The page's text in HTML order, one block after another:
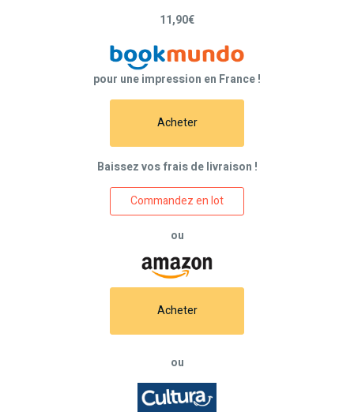
11,90€
pour une impression en France !
Acheter
Baissez vos frais de livraison !
Commandez en lot
ou
Acheter
ou